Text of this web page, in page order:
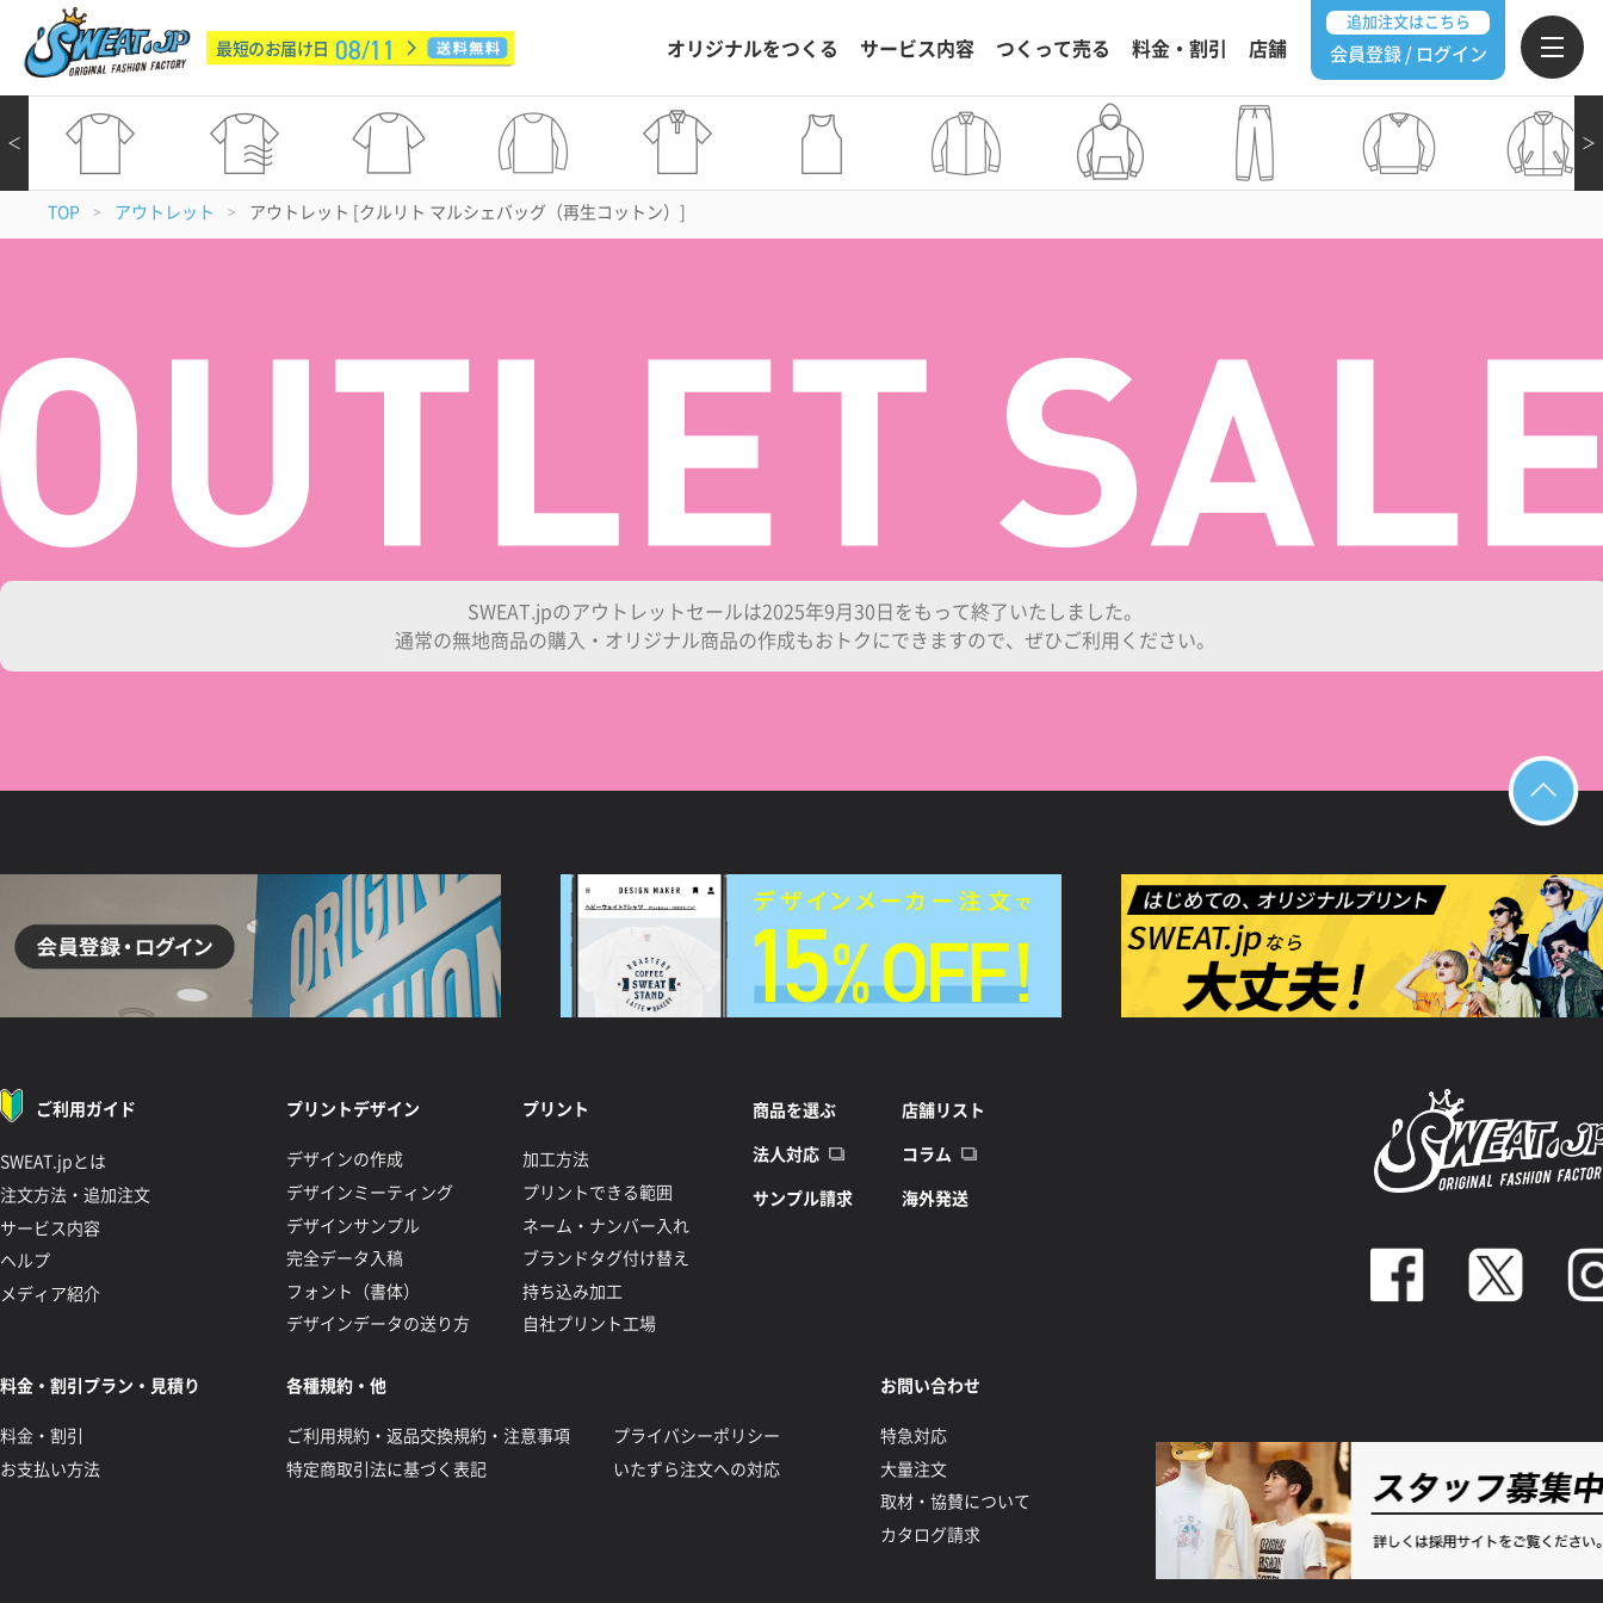
最短のお届け日 08/11 オリジナルをつくる サービス内容 つくって売る 料金・割引 店舗
追加注文はこちら
会員登録 / ログイン
＞
＜
TOP > アウトレット > アウトレット [クルリト マルシェバッグ（再生コットン）]
SWEAT.jpのアウトレットセールは2025年9月30日をもって終了いたしました。
通常の無地商品の購入・オリジナル商品の作成もおトクにできますので、ぜひご利用ください。
ご利用ガイド
SWEAT.jpとは
注文方法・追加注文
サービス内容
ヘルプ
メディア紹介
プリントデザイン
デザインの作成
デザインミーティング
デザインサンプル
完全データ入稿
フォント（書体）
デザインデータの送り方
プリント
加工方法
プリントできる範囲
ネーム・ナンバー入れ
ブランドタグ付け替え
持ち込み加工
自社プリント工場
商品を選ぶ
法人対応
サンプル請求
店舗リスト
コラム
海外発送
料金・割引プラン・見積り
料金・割引
お支払い方法
各種規約・他
ご利用規約・返品交換規約・注意事項
特定商取引法に基づく表記
プライバシーポリシー
いたずら注文への対応
お問い合わせ
特急対応
大量注文
取材・協賛について
カタログ請求